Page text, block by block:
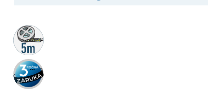
5m
rolka
3 roky
záruka